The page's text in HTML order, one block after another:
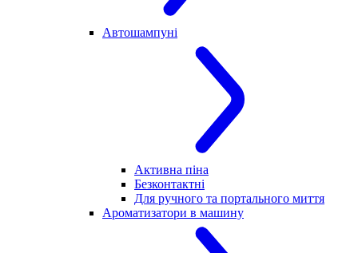
Автошампуні
Активна піна
Безконтактні
Для ручного та портального миття
Ароматизатори в машину